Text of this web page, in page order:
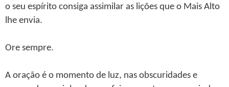
o seu espírito consiga assimilar as lições que o Mais Alto
lhe envia.
Ore sempre.
A oração é o momento de luz, nas obscuridades e